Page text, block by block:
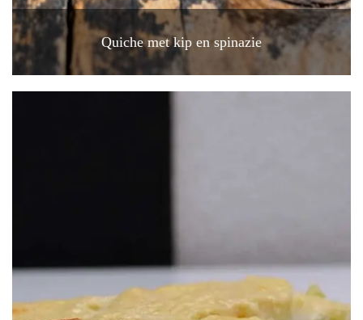
Quiche met kip en spinazie